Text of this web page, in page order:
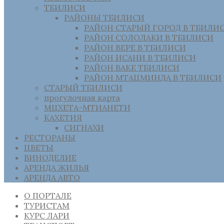
ТБИЛИСИ
РАЙОНЫ ТБИЛИСИ
РАЙОН СТАРЫЙ ГОРОД В
РАЙОН СОЛОЛАКИ В ТБИЛИСИ
РАЙОН ВЕРЕ В ТБИЛИСИ
РАЙОН ИСАНИ В ТБИЛИСИ
РАЙОН ВАКЕ ТБИЛИСИ
РАЙОН МТАЦМИНДА В ТБИЛИСИ
СТАРЫЙ ТБИЛИСИ
прогулочная карта
МЦХЕТА-МТИАНЕТИ
КАХЕТИЯ
СИГНАХИ
РЕСТОРАНЫ
ЦВЕТЫ
ВИНОДЕЛИЕ
АРЕНДА ЖИЛЬЯ
АРЕНДА АВТО
О ПОРТАЛЕ
ТУРИСТАМ
КУРС ЛАРИ